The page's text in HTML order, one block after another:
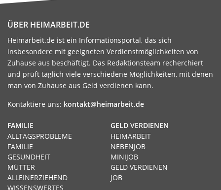
ÜBER HEIMARBEIT.DE
Heimarbeit.de ist ein Informationsportal, das sich
insbesondere mit geeigneten Verdienstmöglichkeiten von
Zuhause aus beschäftigt. Das Redaktionsteam recherchiert
und prüft täglich viele verschiedene Möglichkeiten, mit denen
man von Zuhause aus Geld verdienen kann.
Kontaktiere uns: kontakt@heimarbeit.de
GELD VERDIENEN
HEIMARBEIT
NEBENJOB
MINIJOB
GELD VERDIENEN
JOB
FAMILIE
ALLTAGSPROBLEME
FAMILIE
GESUNDHEIT
MÜTTER
ALLEINERZIEHEND
WISSENSWERTES